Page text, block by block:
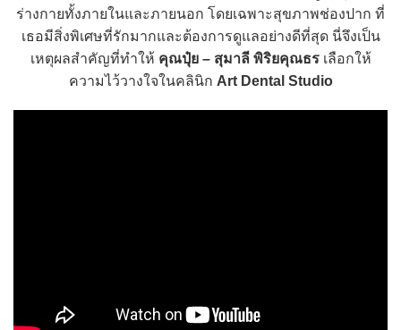
ร่างกายทั้งภายในและภายนอก โดยเฉพาะสุขภาพช่องปาก ที่
เธอมีสิ่งพิเศษที่รักมากและต้องการดูแลอย่างดีที่สุด นี่จึงเป็น
เหตุผลสำคัญที่ทำให้ คุณปุ๋ย – สุมาลี พิริยคุณธรเลือกให้
ความไว้วางใจในคลินิก Art Dental Studio